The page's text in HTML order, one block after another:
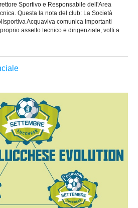
Sportivo e Responsabile dell'Area
Questa la nota del club: La Società
Acquaviva comunica importanti
assetto tecnico e dirigenziale, volti a